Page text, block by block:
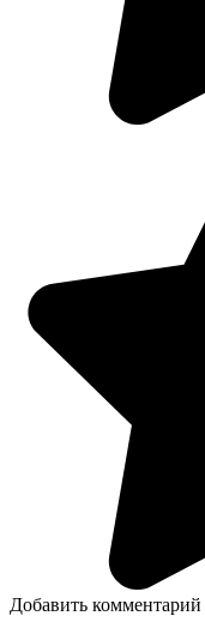
Добавить комментарий